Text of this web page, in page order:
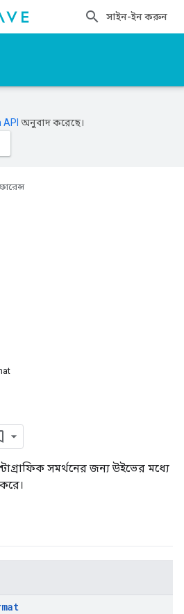
সাইন-ইন করুন
অনুবাদ করেছে।
সমর্থনের জন্য উইভের মধ্যে